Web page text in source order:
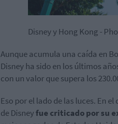
Disney y Hong Kong -
Aunque acumula una caída en
Disney ha sido en los últimos
con un valor que supera los
Eso por el lado de las luces. En
de Disneyfue criticado por su